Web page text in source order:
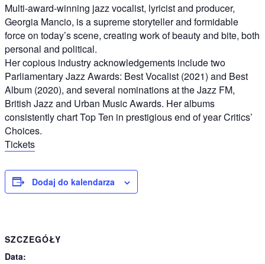
Multi-award-winning jazz vocalist, lyricist and producer,
Georgia Mancio, is a supreme storyteller and formidable
force on today’s scene, creating work of beauty and bite, both
personal and political.
Her copious industry acknowledgements include two
Parliamentary Jazz Awards: Best Vocalist (2021) and Best
Album (2020), and several nominations at the Jazz FM,
British Jazz and Urban Music Awards. Her albums
consistently chart Top Ten in prestigious end of year Critics’
Choices.
Tickets
Dodaj do kalendarza
SZCZEGÓŁY
Data: